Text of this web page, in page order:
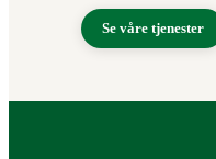
Se våre tjenester